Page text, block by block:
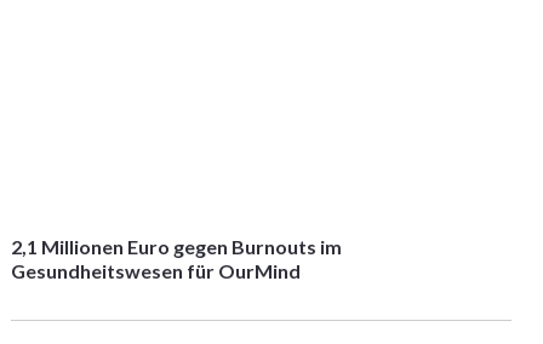
2,1 Millionen Euro gegen Burnouts im
Gesundheitswesen für OurMind